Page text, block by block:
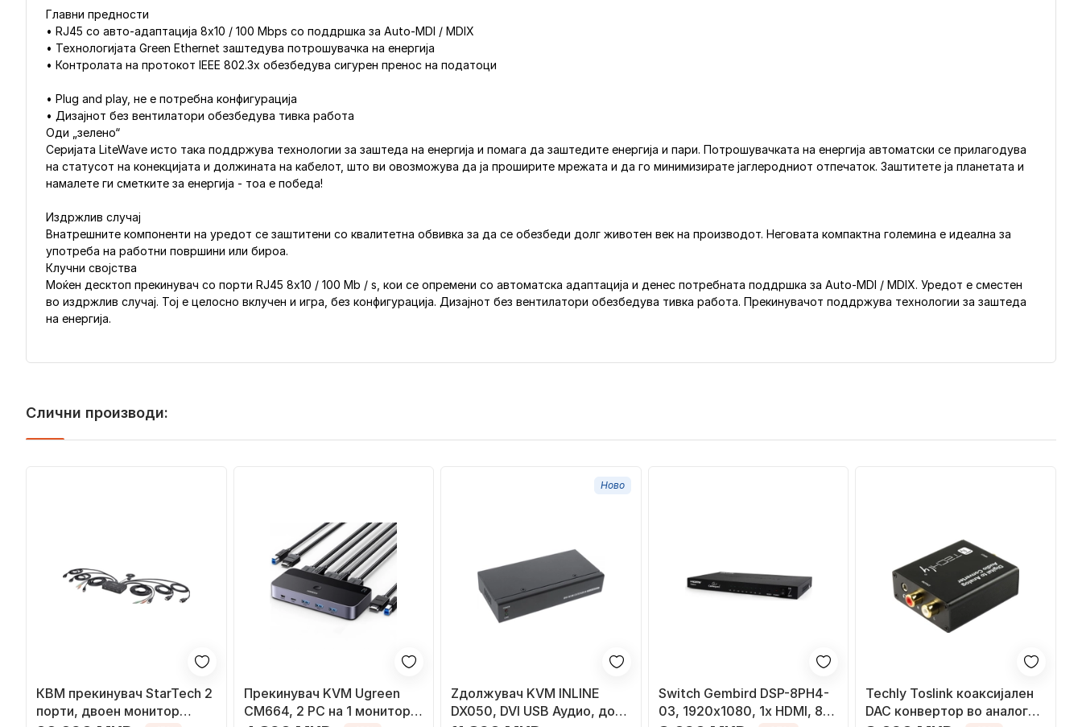
Главни предности
• RJ45 со авто-адаптација 8x10 / 100 Mbps со поддршка за Auto-MDI / MDIX
• Технологијата Green Ethernet заштедува потрошувачка на енергија
• Контролата на протокот IEEE 802.3x обезбедува сигурен пренос на податоци
• Plug and play, не е потребна конфигурација
• Дизајнот без вентилатори обезбедува тивка работа
Оди „зелено“
Серијата LiteWave исто така поддржува технологии за заштеда на енергија и помага да заштедите енергија и пари. Потрошувачката на енергија автоматски се прилагодува
на статусот на конекцијата и должината на кабелот, што ви овозможува да ја проширите мрежата и да го минимизирате јаглеродниот отпечаток. Заштитете ја планетата и
намалете ги сметките за енергија - тоа е победа!
Издржлив случај
Внатрешните компоненти на уредот се заштитени со квалитетна обвивка за да се обезбеди долг животен век на производот. Неговата компактна големина е идеална за
употреба на работни површини или бироа.
Клучни својства
Моќен десктоп прекинувач со порти RJ45 8x10 / 100 Mb / s, кои се опремени со автоматска адаптација и денес потребната поддршка за Auto-MDI / MDIX. Уредот е сместен
во издржлив случај. Тој е целосно вклучен и игра, без конфигурација. Дизајнот без вентилатори обезбедува тивка работа. Прекинувачот поддржува технологии за заштеда
на енергија.
Слични производи:
КВМ прекинувач StarTech 2
порти, двоен монитор
Прекинувач KVM Ugreen
CM664, 2 PC на 1 монитор,
Ново
Zдолжувач KVM INLINE
DX050, DVI USB Аудио, до
Switch Gembird DSP-8PH4-
03, 1920x1080, 1x HDMI, 8x
Techly Toslink коаксијален
DAC конвертор во аналоген